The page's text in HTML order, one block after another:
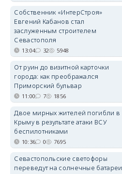
Собственник «ИнтерСтроя»
Евгений Кабанов стал
заслуженным строителем
Севастополя
13:04 32 5948
От руин до визитной карточки
города: как преображался
Приморский бульвар
11:00 7 1856
Двое мирных жителей погибли в
Крыму в результате атаки ВСУ
беспилотниками
10:36 0 7695
Севастопольские светофоры
переведут на солнечные батареи